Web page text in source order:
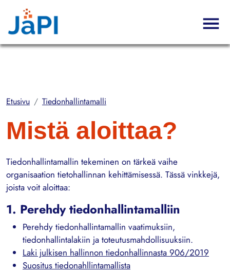
Hyppää pääsisältöön
Etusivu Tiedonhallintamalli
Mistä aloittaa?
Tiedonhallintamallin tekeminen on tärkeä vaihe
organisaation tietohallinnan kehittämisessä. Tässä vinkkejä,
joista voit aloittaa:
1. Perehdy tiedonhallintamalliin
Perehdy tiedonhallintamallin vaatimuksiin,
tiedonhallintalakiin ja toteutusmahdollisuuksiin.
Laki julkisen hallinnon tiedonhallinnasta 906/2019
Suositus tiedonahllintamallista